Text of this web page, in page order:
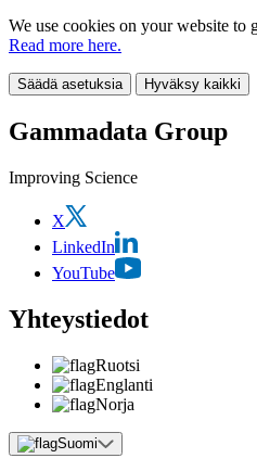
We use cookies on your website to
Read more here.
Säädä asetuksia Hyväksy kaikki
Gammadata Group
Improving Science
X
LinkedIn
YouTube
Yhteystiedot
Ruotsi
Englanti
Norja
Suomi